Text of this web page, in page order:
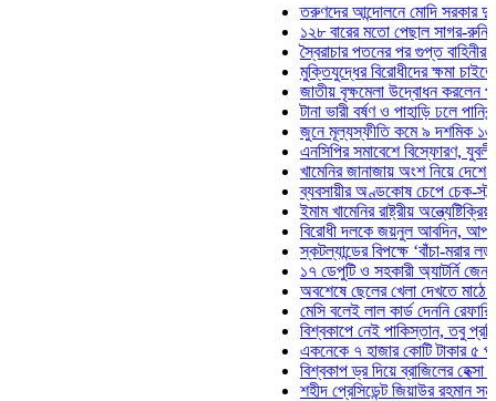
তরুণদের আন্দোলনে মোদি সরকার দুর্বল
১২৮ বারের মতো পেছাল সাগর-রুনি
স্বৈরাচার পতনের পর গুপ্ত বাহিনীর
মুক্তিযুদ্ধের বিরোধীদের ক্ষমা চাইতে
জাতীয় বৃক্ষমেলা উদ্বোধন করলেন
টানা ভারী বর্ষণ ও পাহাড়ি ঢলে পানিবন্দি
জুনে মূল্যস্ফীতি কমে ৯ দশমিক ১৬
এনসিপির সমাবেশে বিস্ফোরণ, যুবলীগের
খামেনির জানাজায় অংশ নিয়ে দেশে
ব্যবসায়ীর অণ্ডকোষ চেপে চেক-
ইমাম খামেনির রাষ্ট্রীয় অন্ত্যেষ্টিক্রিয়ায়
বিরোধী দলকে জয়নুল আবদিন, আপনারা
স্কটল্যান্ডের বিপক্ষে ‘বাঁচা-মরার
১৭ ডেপুটি ও সহকারী অ্যাটর্নি
অবশেষে ছেলের খেলা দেখতে মাঠে
মেসি বলেই লাল কার্ড দেননি রেফারি!
বিশ্বকাপে নেই পাকিস্তান, তবু প্রতিটি
একনেকে ৭ হাজার কোটি টাকার ৫
বিশ্বকাপ ড্র দিয়ে ব্রাজিলের হেক্সা মিশন
শহীদ প্রেসিডেন্ট জিয়াউর রহমান